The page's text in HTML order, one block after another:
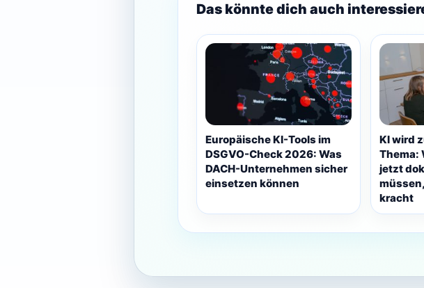
Das könnte dich auch
Europäische KI-Tools im
DSGVO-Check 2026: Was
DACH-Unternehmen sicher
einsetzen können
KI wird
Thema:
jetzt
kracht